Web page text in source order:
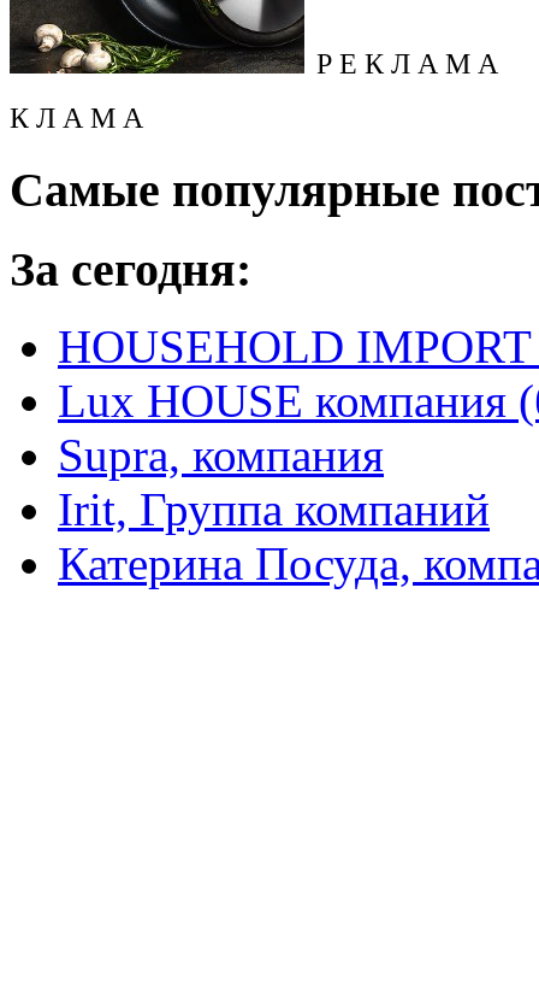
Р Е К Л А М А
К Л А М А
Самые популярные
За сегодня:
HOUSEHOLD
Lux HOUSE компания
Supra, компания
Irit, Группа компаний
Катерина Посуда,